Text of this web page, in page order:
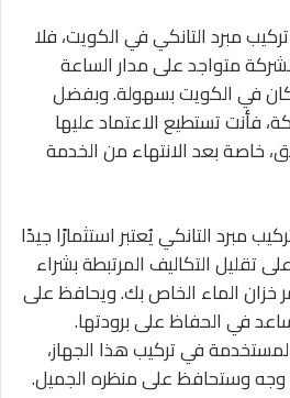
مبرد التانكي في الكويت، فلا
متواجد على مدار الساعة
في الكويت بسهولة. وبفضل
فأنت تستطيع الاعتماد عليها
بعد الانتهاء من الخدمة
مبرد التانكي يُعتبر استثمارًا جيدًا
تقليل التكاليف المرتبطة بشراء
خزان الماء الخاص بك. ويحافظ على
في الحفاظ على برودتها.
في تركيب هذا الجهاز،
وجه وستحافظ على منظره الجميل.